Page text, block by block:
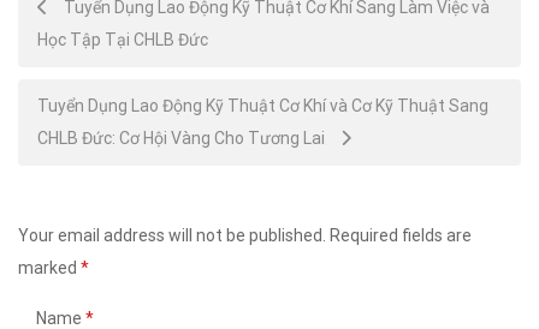
navigation
Tuyển Dụng Lao Động Kỹ Thuật Cơ Khí Sang Làm Việc và
Học Tập Tại CHLB Đức
Tuyển Dụng Lao Động Kỹ Thuật Cơ Khí và Cơ Kỹ Thuật Sang
CHLB Đức: Cơ Hội Vàng Cho Tương Lai
Your email address will not be published.
Required fields are
marked *
Name *